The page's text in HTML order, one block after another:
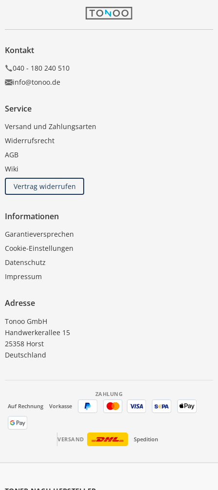
Kontakt
040 - 180 240 510
info@tonoo.de
Service
Versand und Zahlungsarten
Widerrufsrecht
AGB
Wiki
Vertrag widerrufen
Informationen
Garantieversprechen
Cookie-Einstellungen
Datenschutz
Impressum
Adresse
Tonoo GmbH
Handwerkerallee 15
25358 Horst
Deutschland
ZAHLUNG
Auf Rechnung
Vorkasse
VERSAND Spedition